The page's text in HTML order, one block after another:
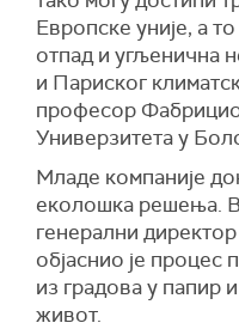
Европске уније, а
отпад и угљенична
и Париског
професор
Универзитета у
Младе компаније
еколошка решења.
генерални
објаснио је
из градова у папир
живот.